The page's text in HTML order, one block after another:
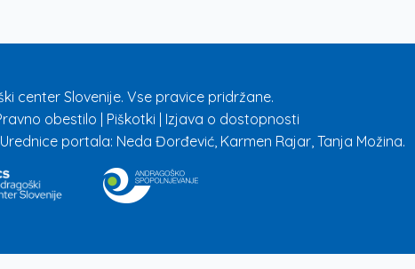
center Slovenije. Vse pravice pridržane.
obestilo Piškotki
Izjava o dostopnosti
portala: Neda Đorđević, Karmen Rajar, Tanja Možina.